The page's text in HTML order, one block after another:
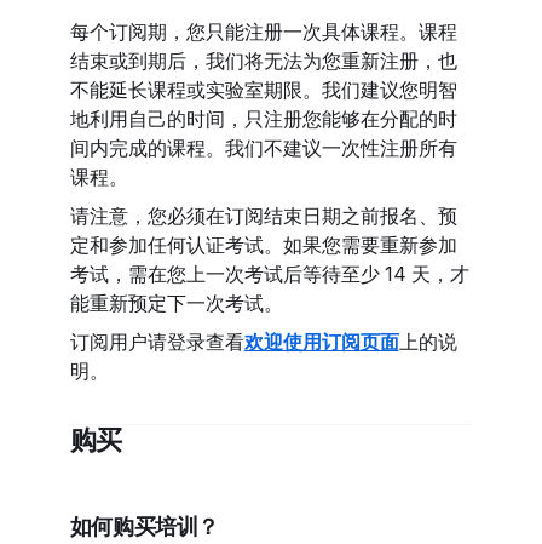
每个订阅期，您只能注册一次具体课程。课程
结束或到期后，我们将无法为您重新注册，也
不能延长课程或实验室期限。我们建议您明智
地利用自己的时间，只注册您能够在分配的时
间内完成的课程。我们不建议一次性注册所有
课程。
请注意，您必须在订阅结束日期之前报名、预
定和参加任何认证考试。如果您需要重新参加
考试，需在您上一次考试后等待至少 14 天，才
能重新预定下一次考试。
订阅用户请登录查看欢迎使用订阅页面上的说
明。
购买
如何购买培训？